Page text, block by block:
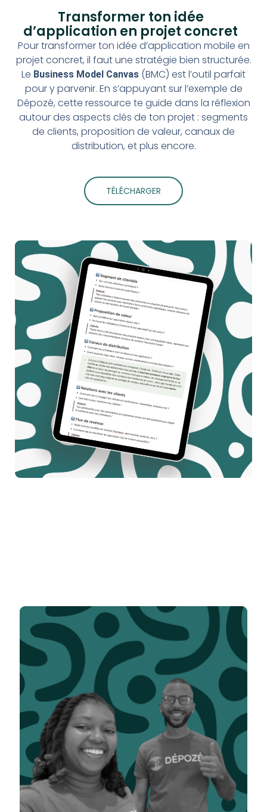
Transformer ton idée
d’application en projet concret
Pour transformer ton idée d’application mobile en
projet concret, il faut une stratégie bien structurée.
Le Business Model Canvas (BMC) est l’outil parfait
pour y parvenir. En s’appuyant sur l’exemple de
Dépozé, cette ressource te guide dans la réflexion
autour des aspects clés de ton projet : segments
de clients, proposition de valeur, canaux de
distribution, et plus encore.
TÉLÉCHARGER